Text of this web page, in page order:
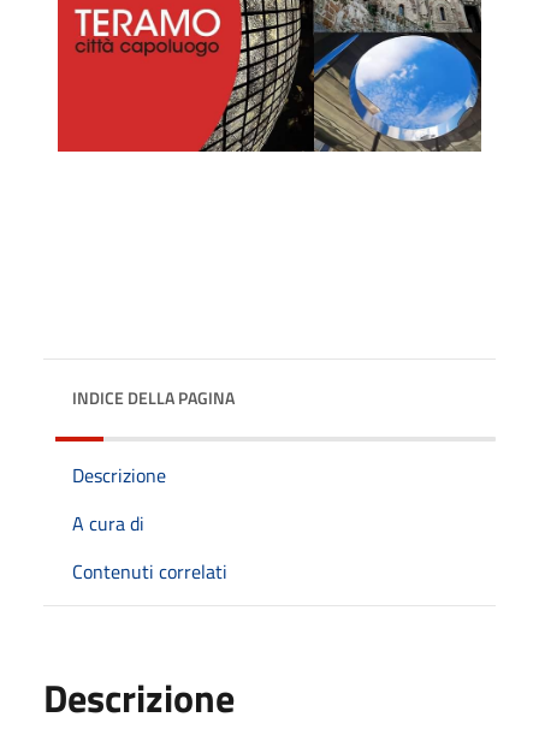
INDICE DELLA PAGINA
Descrizione
A cura di
Contenuti correlati
Descrizione